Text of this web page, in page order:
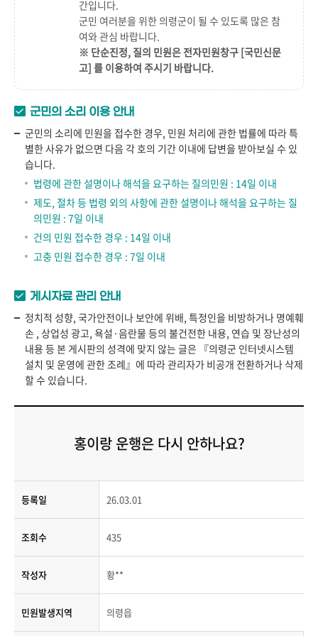
간입니다.
군민 여러분을 위한 의령군이 될 수 있도록 많은 참
여와 관심 바랍니다.
※ 단순진정, 질의 민원은 전자민원창구 [국민신문
고] 를 이용하여 주시기 바랍니다.
군민의 소리 이용 안내
군민의 소리에 민원을 접수한 경우, 민원 처리에 관한 법률에 따라 특
별한 사유가 없으면 다음 각 호의 기간 이내에 답변을 받아보실 수 있
습니다.
법령에 관한 설명이나 해석을 요구하는 질의민원 : 14일 이내
제도, 절차 등 법령 외의 사항에 관한 설명이나 해석을 요구하는 질
의민원 : 7일 이내
건의 민원 접수한 경우 : 14일 이내
고충 민원 접수한 경우 : 7일 이내
게시자료 관리 안내
정치적 성향, 국가안전이나 보안에 위배, 특정인을 비방하거나 명예훼
손 , 상업성 광고, 욕설·음란물 등의 불건전한 내용, 연습 및 장난성의
내용 등 본 게시판의 성격에 맞지 않는 글은 『의령군 인터넷시스템
설치 및 운영에 관한 조례』에 따라 관리자가 비공개 전환하거나 삭제
할 수 있습니다.
홍이랑 운행은 다시 안하나요?
등록일 26.03.01
조회수 435
작성자 황**
민원발생지역 의령읍